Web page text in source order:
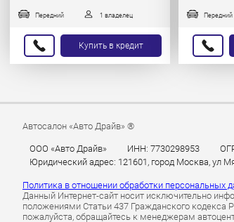
Передний 1 владелец
Купить в кредит
Передний
Автосалон «Авто Драйв» ®
ООО «Авто Драйв» ИНН: 7730298953
Юридический адрес: 121601, город Москва, ул
Политика в отношении обработки персональных
Данный Интернет-сайт носит исключительно
положениями Статьи 437 Гражданского кодекса
пожалуйста, обращайтесь к менеджерам